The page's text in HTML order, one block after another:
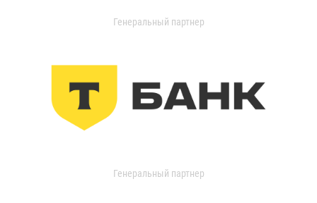
Генеральный партнер
Генеральный партнер